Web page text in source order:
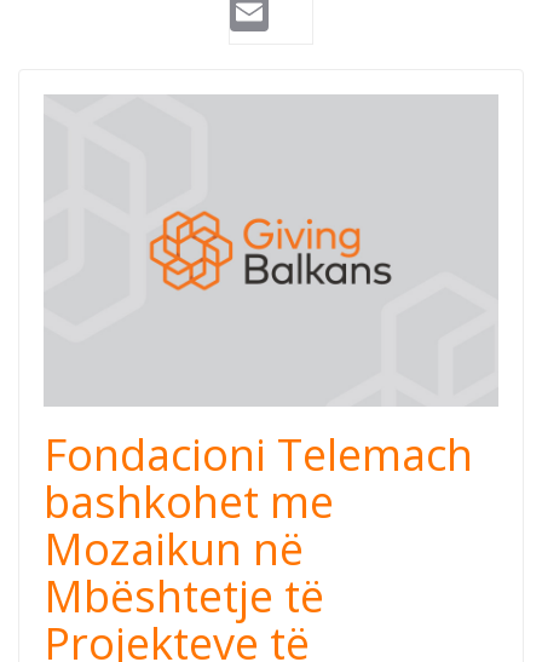
Fondacioni Telemach
bashkohet me
Mozaikun në
Mbështetje të
Projekteve të